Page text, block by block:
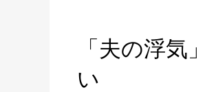
「夫の浮気
い